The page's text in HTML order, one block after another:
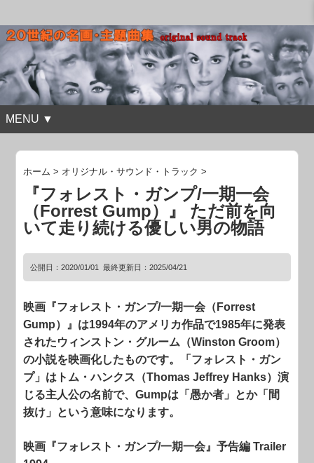
MENU ▼
ホーム > オリジナル・サウンド・トラック >
『フォレスト・ガンプ/一期一会
（Forrest Gump）』 ただ前を向
いて走り続ける優しい男の物語
公開日：2020/01/01 最終更新日：2025/04/21
映画『フォレスト・ガンプ/一期一会（Forrest
Gump）』は1994年のアメリカ作品で1985年に発表
されたウィンストン・グルーム（Winston Groom）
の小説を映画化したものです。「フォレスト・ガン
プ」はトム・ハンクス（Thomas Jeffrey Hanks）演
じる主人公の名前で、Gumpは「愚か者」とか「間
抜け」という意味になります。
映画『フォレスト・ガンプ/一期一会』予告編 Trailer